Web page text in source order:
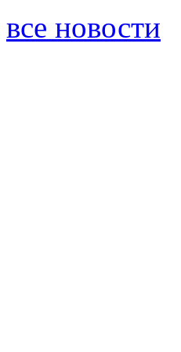
все новости